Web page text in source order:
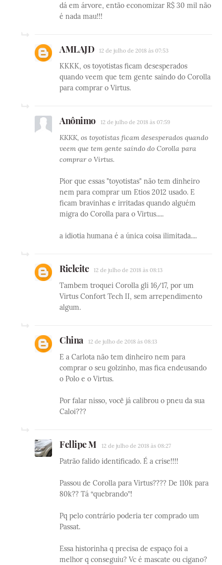
dá em árvore, então economizar R$ 30 mil não
é nada mau!!!
AMLAJD 12 de julho de 2018 às 07:53
KKKK, os toyotistas ficam desesperados
quando veem que tem gente saindo do Corolla
para comprar o Virtus.
Anônimo 12 de julho de 2018 às 07:59
KKKK, os toyotistas ficam desesperados quando
veem que tem gente saindo do Corolla para
comprar o Virtus.
Pior que essas "toyotistas" não tem dinheiro
nem para comprar um Etios 2012 usado. E
ficam bravinhas e irritadas quando alguém
migra do Corolla para o Virtus.....
a idiotia humana é a única coisa ilimitada....
Ricleite 12 de julho de 2018 às 08:13
Tambem troquei Corolla gli 16/17, por um
Virtus Confort Tech II, sem arrependimento
algum.
China 12 de julho de 2018 às 08:13
E a Carlota não tem dinheiro nem para
comprar o seu golzinho, mas fica endeusando
o Polo e o Virtus.
Por falar nisso, você já calibrou o pneu da sua
Caloi???
Fellipe M 12 de julho de 2018 às 08:27
Patrão falido identificado. É a crise!!!!
Passou de Corolla para Virtus???? De 110k para
80k?? Tá “quebrando”!
Pq pelo contrário poderia ter comprado um
Passat.
Essa historinha q precisa de espaço foi a
melhor q conseguiu? Vc é mascate ou cigano?